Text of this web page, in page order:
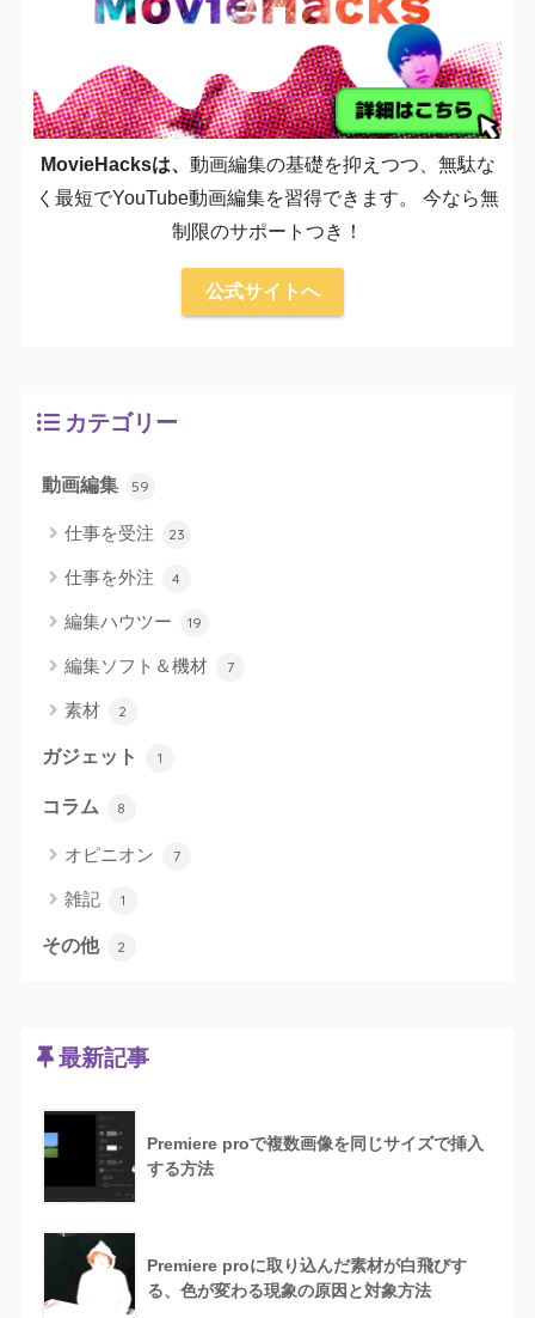
MovieHacksは、 動画編集の基礎を抑えつつ、無駄な
く最短でYouTube動画編集を習得できます。 今なら無
制限のサポートつき！
公式サイトへ
カテゴリー
動画編集 59
仕事を受注 23
仕事を外注 4
編集ハウツー 19
編集ソフト＆機材 7
素材 2
ガジェット 1
コラム 8
オピニオン 7
雑記 1
その他 2
最新記事
Premiere proで複数画像を同じサイズで挿入
する方法
Premiere proに取り込んだ素材が白飛びす
る、色が変わる現象の原因と対象方法